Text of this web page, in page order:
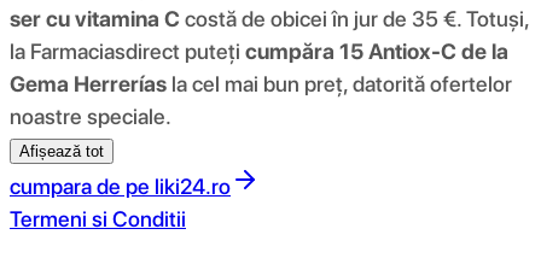
ser cu vitamina C costă de obicei în jur de 35 €. Totuși,
la Farmaciasdirect puteți cumpăra 15 Antiox-C de la
Gema Herrerías la cel mai bun preț, datorită ofertelor
noastre speciale.
Afișează tot
cumpara de pe liki24.ro
Termeni si Conditii